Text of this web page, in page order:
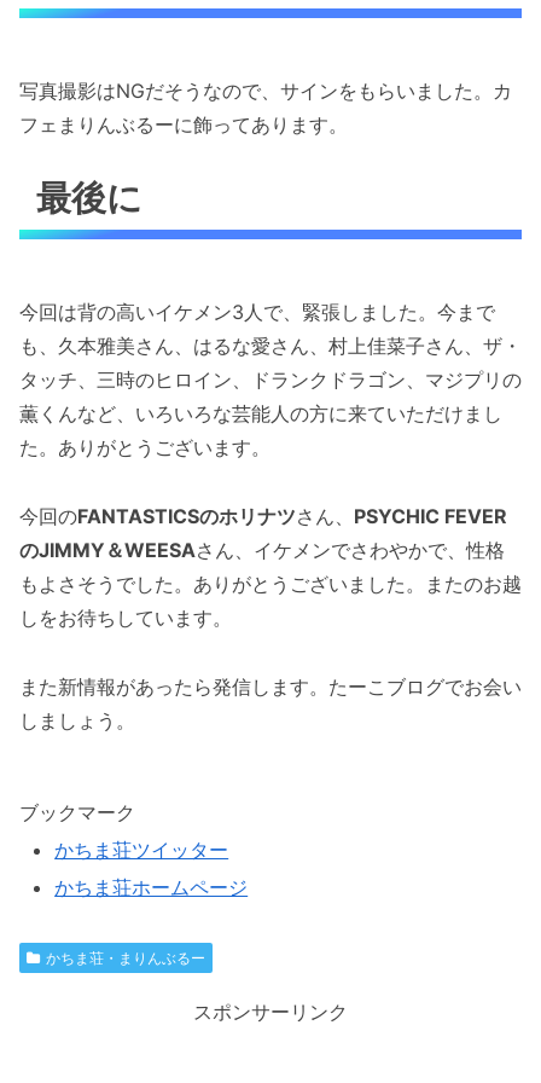
写真撮影はNGだそうなので、サインをもらいました。カ
フェまりんぶるーに飾ってあります。
最後に
今回は背の高いイケメン3人で、緊張しました。今まで
も、久本雅美さん、はるな愛さん、村上佳菜子さん、ザ・
タッチ、三時のヒロイン、ドランクドラゴン、マジプリの
薫くんなど、いろいろな芸能人の方に来ていただけまし
た。ありがとうございます。
今回のFANTASTICSのホリナツさん、 PSYCHIC FEVER
のJIMMY＆WEESAさん、イケメンでさわやかで、性格
もよさそうでした。ありがとうございました。またのお越
しをお待ちしています。
また新情報があったら発信します。たーこブログでお会い
しましょう。
ブックマーク
かちま荘ツイッター
かちま荘ホームページ
かちま荘・まりんぶるー
スポンサーリンク